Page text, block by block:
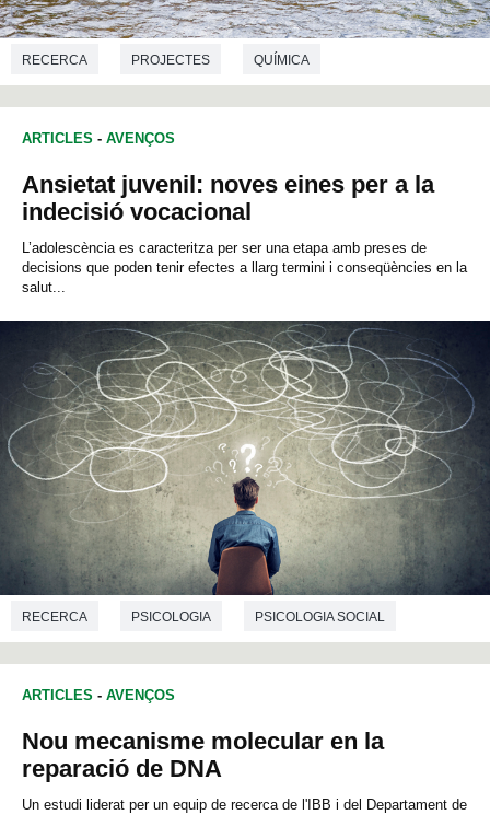
RECERCA PROJECTES QUÍMICA
ARTICLES - AVENÇOS
Ansietat juvenil: noves eines per a la
indecisió vocacional
L’adolescència es caracteritza per ser una etapa amb preses de
decisions que poden tenir efectes a llarg termini i conseqüències en la
salut...
RECERCA PSICOLOGIA PSICOLOGIA SOCIAL
CIÈNCIES DE L'EDUCACIÓ
ARTICLES - AVENÇOS
Nou mecanisme molecular en la
reparació de DNA
Un estudi liderat per un equip de recerca de l'IBB i del Departament de